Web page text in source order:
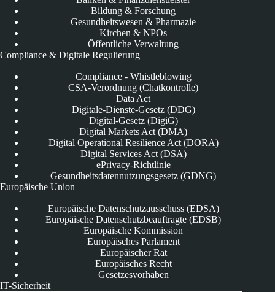
Bildung & Forschung
Gesundheitswesen & Pharmazie
Kirchen & NPOs
Öffentliche Verwaltung
Compliance & Digitale Regulierung
Compliance - Whistleblowing
CSA-Verordnung (Chatkontrolle)
Data Act
Digitale-Dienste-Gesetz (DDG)
Digital-Gesetz (DigiG)
Digital Markets Act (DMA)
Digital Operational Resilience Act (DORA)
Digital Services Act (DSA)
ePrivacy-Richtlinie
Gesundheitsdatennutzungsgesetz (GDNG)
Europäische Union
Europäische Datenschutzausschuss (EDSA)
Europäische Datenschutzbeauftragte (EDSB)
Europäische Kommission
Europäisches Parlament
Europäischer Rat
Europäisches Recht
Gesetzesvorhaben
IT-Sicherheit